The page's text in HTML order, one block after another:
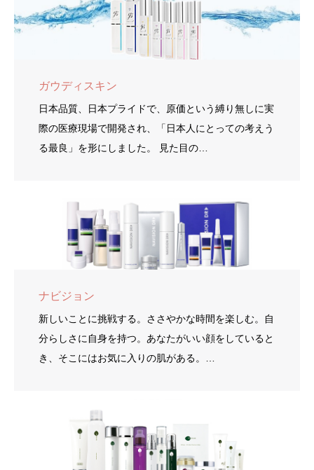
ガウディスキン
日本品質、日本プライドで、原価という縛り無しに実
際の医療現場で開発され、「日本人にとっての考えう
る最良」を形にしました。 見た目の…
ナビジョン
新しいことに挑戦する。ささやかな時間を楽しむ。自
分らしさに自身を持つ。あなたがいい顔をしていると
き、そこにはお気に入りの肌がある。…